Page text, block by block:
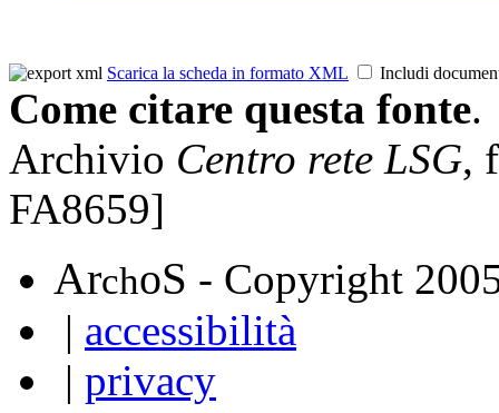
Scarica la scheda in formato XML Includi
Come citare questa fonte.
Archivio Centro rete LSG,
FA8659]
ArchoS - Copyright
| accessibilità
| privacy